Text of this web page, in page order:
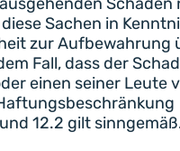
diese Sachen in
zur Aufbewahrung
Fall, dass der
einen seiner Leute
12.2 gilt